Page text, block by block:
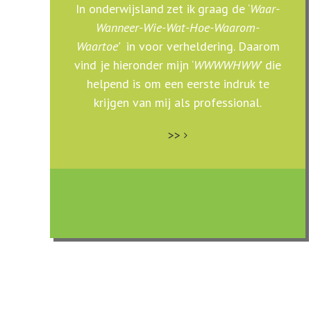
In onderwijsland zet ik graag de ‘Waar-
Wanneer-Wie-Wat-Hoe-Waarom-
Waartoe’in voor verheldering. Daarom
vind je hieronder mijn ‘WWWWHWW’ die
helpend is om een eerste indruk te
krijgen van mij als professional.
>>